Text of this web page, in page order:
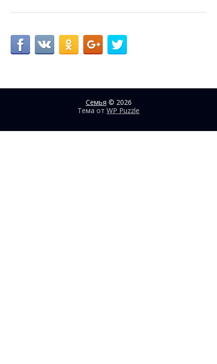
Семья © 2026
Тема от WP Puzzle